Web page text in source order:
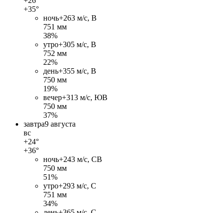
+35°
ночь+263 м/c, В
751 мм
38%
утро+305 м/c, В
752 мм
22%
день+355 м/c, В
750 мм
19%
вечер+313 м/c, ЮВ
750 мм
37%
завтра9 августа
вс
+24°
+36°
ночь+243 м/c, СВ
750 мм
51%
утро+293 м/c, С
751 мм
34%